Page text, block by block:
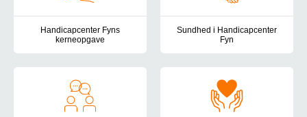
Handicapcenter Fyns
kerneopgave
Sundhed i Handicapcenter
Fyn